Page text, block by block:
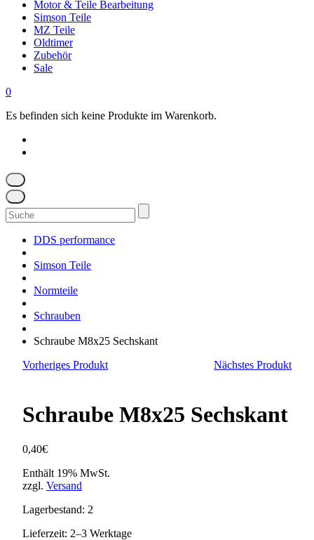
Motor & Teile Bearbeitung
Simson Teile
MZ Teile
Oldtimer
Zubehör
Sale
0
Es befinden sich keine Produkte im Warenkorb.
Suchen
nach:
DDS performance
Simson Teile
Normteile
Schrauben
Schraube M8x25 Sechskant
Vorheriges Produkt
Nächstes Produkt
Schraube M8x25 Sechskant
0,40€
Enthält 19% MwSt.
zzgl. Versand
Lagerbestand: 2
Lieferzeit: 2–3 Werktage